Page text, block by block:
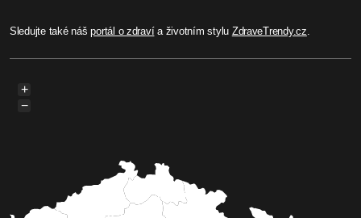
Sledujte také nášportál o zdravía životním stylu ZdraveTrendy.cz
+
−